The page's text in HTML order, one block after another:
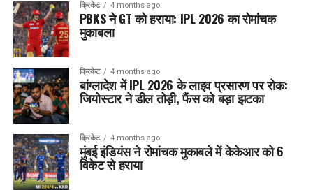
क्रिकेट 4 months ago
PBKS ने GT को हराया: IPL 2026 का रोमांचक
मुकाबला
क्रिकेट 4 months ago
बांग्लादेश में IPL 2026 के लाइव प्रसारण पर रोक:
जियोस्टार ने डील तोड़ी, फैंस को बड़ा झटका
क्रिकेट 4 months ago
मुंबई इंडियंस ने रोमांचक मुकाबले में केकेआर को 6
विकेट से हराया